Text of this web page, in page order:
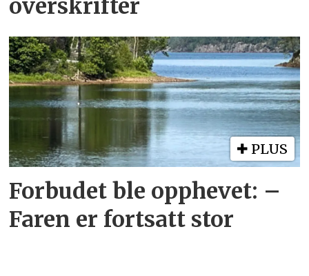
overskrifter
PLUS
Forbudet ble opphevet: –
Faren er fortsatt stor